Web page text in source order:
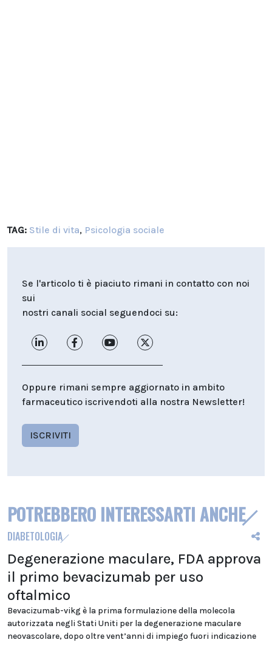
TAG: Stile di vita, Psicologia sociale
Se l'articolo ti è piaciuto rimani in contatto con noi
sui
nostri canali social seguendoci su:
Oppure rimani sempre aggiornato in ambito
farmaceutico iscrivendoti alla nostra Newsletter!
ISCRIVITI
POTREBBERO INTERESSARTI ANCHE
DIABETOLOGIA
Degenerazione maculare, FDA approva
il primo bevacizumab per uso
oftalmico
Bevacizumab-vikg è la prima formulazione della molecola
autorizzata negli Stati Uniti per la degenerazione maculare
neovascolare, dopo oltre vent’anni di impiego fuori indicazione